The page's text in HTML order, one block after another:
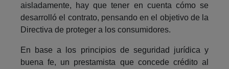
aisladamente, hay que tener en cuenta cómo se
desarrolló el contrato, pensando en el objetivo de la
Directiva de proteger a los consumidores.
En base a los principios de seguridad jurídica y
buena fe, un prestamista que concede crédito al